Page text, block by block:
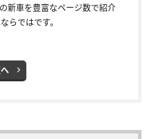
新車を豊富なページ数で紹介
らではです。